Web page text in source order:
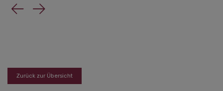
Previous
Next
Zurück zur Übersicht